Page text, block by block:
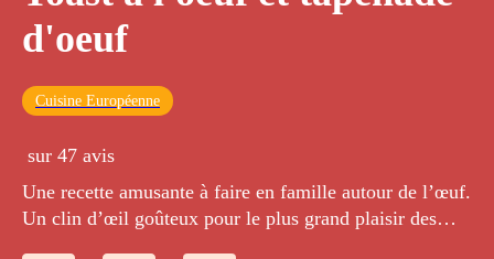
d'oeuf
Cuisine Européenne
sur 47 avis
Une recette amusante à faire en famille autour de l’œuf.
Un clin d’œil goûteux pour le plus grand plaisir des